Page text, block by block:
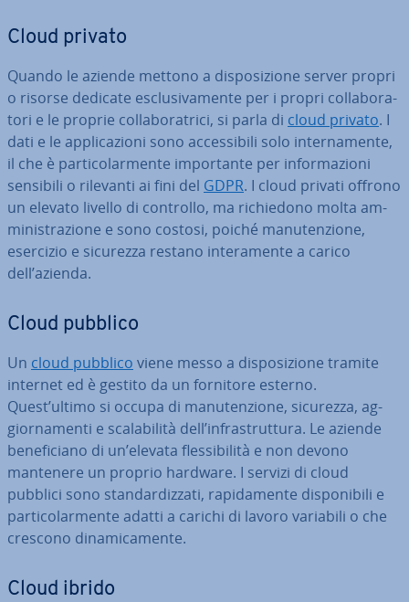
Cloud privato
Quando le aziende mettono a di­spo­si­zio­ne server propri
o risorse dedicate esclu­si­va­men­te per i propri col­la­bo­ra­
to­ri e le proprie col­la­bo­ra­tri­ci, si parla di cloud privato. I
dati e le ap­pli­ca­zio­ni sono ac­ces­si­bi­li solo in­ter­na­men­te,
il che è par­ti­co­lar­men­te im­por­tan­te per in­for­ma­zio­ni
sensibili o rilevanti ai fini del GDPR. I cloud privati offrono
un elevato livello di controllo, ma ri­chie­do­no molta am­
mi­ni­stra­zio­ne e sono costosi, poiché ma­nu­ten­zio­ne,
esercizio e sicurezza restano in­te­ra­men­te a carico
dell’azienda.
Cloud pubblico
Un cloud pubblico viene messo a di­spo­si­zio­ne tramite
internet ed è gestito da un fornitore esterno.
Quest’ultimo si occupa di ma­nu­ten­zio­ne, sicurezza, ag­
gior­na­men­ti e sca­la­bi­li­tà dell’in­fra­strut­tu­ra. Le aziende
be­ne­fi­cia­no di un’elevata fles­si­bi­li­tà e non devono
mantenere un proprio hardware. I servizi di cloud
pubblici sono stan­dar­diz­za­ti, ra­pi­da­men­te di­spo­ni­bi­li e
par­ti­co­lar­men­te adatti a carichi di lavoro variabili o che
crescono di­na­mi­ca­men­te.
Cloud ibrido